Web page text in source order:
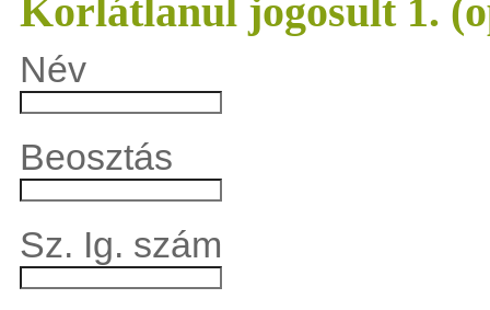
Korlátlanul jogosult 1.
Név
Beosztás
Sz. Ig. szám